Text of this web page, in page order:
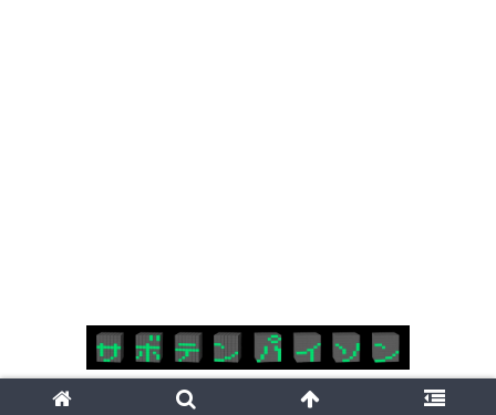
Copyright © 2018-2026 サボテンパイソン All Rights Reserved.